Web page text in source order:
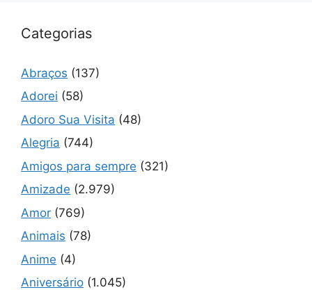
Categorias
Abraços (137)
Adorei (58)
Adoro Sua Visita (48)
Alegria (744)
Amigos para sempre (321)
Amizade (2.979)
Amor (769)
Animais (78)
Anime (4)
Aniversário (1.045)